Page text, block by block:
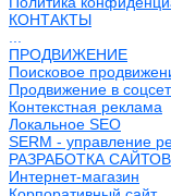
КОНТАКТЫ
ПРОДВИЖЕНИЕ
Поисковое
Продвижение в
Контекстная реклама
Локальное SEO
SERM - управление
РАЗРАБОТКА САЙТОВ
Интернет-магазин